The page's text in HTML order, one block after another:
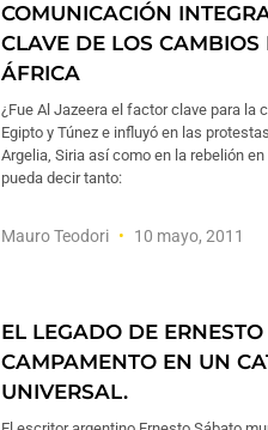
COMUNICACIÓN
CLAVE DE LOS CAMBIOS
ÁFRICA
¿Fue Al Jazeera el factor clave para la
Egipto y Túnez e influyó en las
Argelia, Siria así como en la rebelión
pueda decir tanto:
Mauro Teodori 10 mayo, 2011
EL LEGADO DE
CAMPAMENTO EN UN
UNIVERSAL.